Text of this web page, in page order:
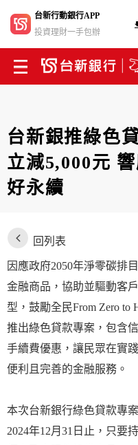
台新行動銀行APP
投資理財一手包辦
台新銀推綠色
立減5,000元
好永續
回列表
因應政府2050年淨零碳排
金融商品，協助並驅動客
型，鼓勵全民From Zero to
推出綠色貸款專案，包含
手續費優惠，讓民眾在實
便利且完善的金融服務。
本次台新銀行綠色貸款專
2024年12月31日止，只要